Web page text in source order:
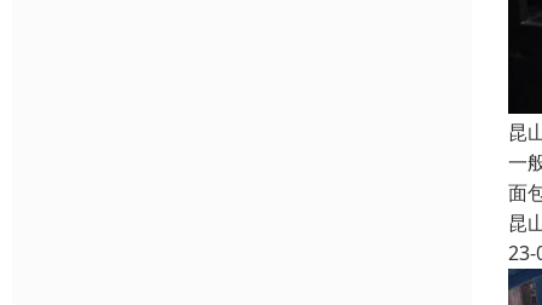
昆
一
面
昆
23-